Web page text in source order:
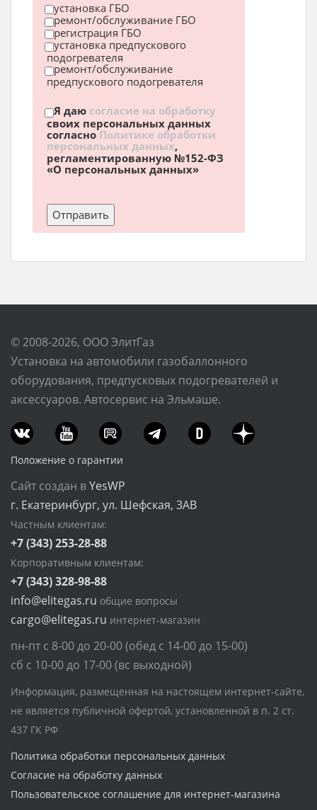
установка ГБО
ремонт/обслуживание ГБО
регистрация ГБО
установка предпускового
подогревателя
ремонт/обслуживание
предпускового подогревателя
Я даю согласие на обработку
своих персональных данных
согласноПолитике обработки
персональных данных,
регламентированную №152-ФЗ
«О персональных данных»
© 2008-2026, ООО ЭлитГаз
Установка на автомобили газобаллонного
оборудования, предпусковых подогревателей и
аксессуаров. Автосервис на Эльмаше.
Положение о гарантии
Сайт создан вYesWP
г. Екатеринбург, ул. Шефская, 3АВ
Частным клиентам:
+7 (343) 253-28-88
Корпоративным клиентам:
+7 (343) 328-98-88
info@elitegas.ru общие вопросы
cargo@elitegas.ru интернет-магазин
пн-пт с 8-00 до 20-00 (обед с 14-00 до 15-00)
сб с 10-00 до 17-00 (вс выходной)
Информация, размещенная на настоящем интернет-сайте,
не является публичной офертой, установленной в п. 2 ст.
437 ГК РФ
Политика обработки персональных данных
Согласие на обработку данных
Пользовательское соглашение для интернет-магазина